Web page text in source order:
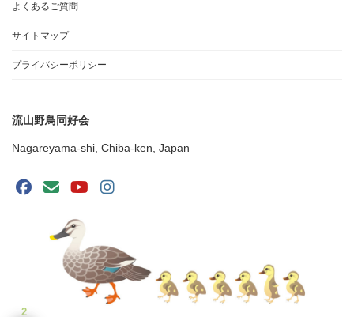
よくあるご質問
サイトマップ
プライバシーポリシー
流山野鳥同好会
Nagareyama-shi, Chiba-ken, Japan
2